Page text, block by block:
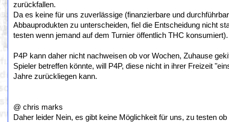
zurückfallen.
Da es keine für uns zuverlässige (finanzierbare und
Abbauprodukten zu unterscheiden, fiel die Entscheidung nicht
testen wenn jemand auf dem Turnier öffentlich THC konsumiert).
P4P kann daher nicht nachweisen ob vor Wochen, Zuhause
Spieler betreffen könnte, will P4P, diese nicht in ihrer Freizeit
Jahre zurückliegen kann.
@ chris marks
Daher leider Nein, es gibt keine Möglichkeit für uns, zu testen